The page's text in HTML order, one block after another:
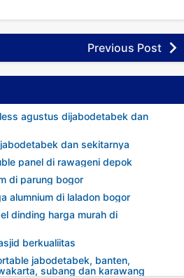
Previous Post
agustus dijabodetabek dan
dan sekitarnya
panel di rawageni depok
di parung bogor
alumnium di laladon bogor
dinding harga murah di
berkualiitas
jabodetabek, banten,
subang dan karawang